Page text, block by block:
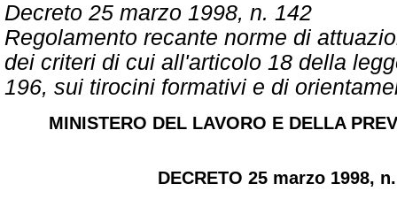
Decreto 25 marzo 1998, n. 142
Regolamento recante norme di
dei criteri di cui all'articolo 18 della
196, sui tirocini formativi e di
MINISTERO DEL LAVORO E DELLA
DECRETO 25 marzo 1998,